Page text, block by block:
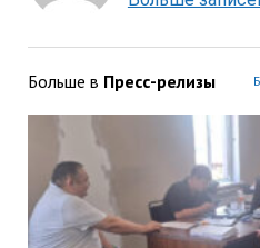
Больше в Пресс-релизы